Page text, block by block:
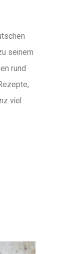
seinem
rund
viel